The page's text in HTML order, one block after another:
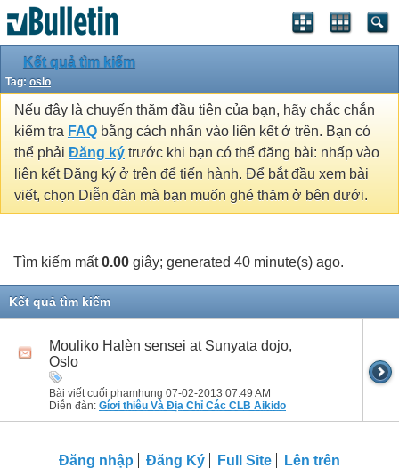
Kết quả tìm kiếm
Tag: oslo
Nếu đây là chuyến thăm đầu tiên của bạn, hãy chắc chắn
kiểm tra FAQ bằng cách nhấn vào liên kết ở trên. Bạn có
thể phải Đăng ký trước khi bạn có thể đăng bài: nhấp vào
liên kết Đăng ký ở trên để tiến hành. Để bắt đầu xem bài
viết, chọn Diễn đàn mà bạn muốn ghé thăm ở bên dưới.
Tìm kiếm mất0.00 giây; generated 40 minute(s) ago.
Kết quả tìm kiếm
Mouliko Halèn sensei at Sunyata dojo,
Oslo
Bài viết cuối phamhung 07-02-2013 07:49 AM
Diễn đàn: Gíơi thiêu Và Địa Chỉ Các CLB Aikido
Đăng nhập Đăng Ký Full Site Lên trên